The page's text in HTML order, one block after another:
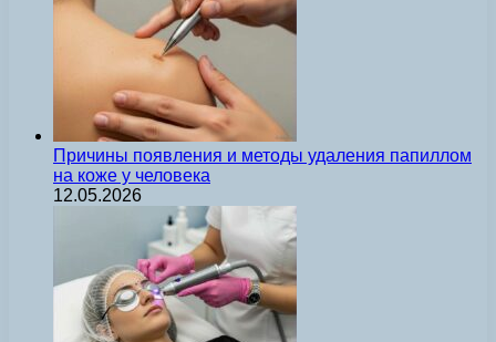
Причины появления и методы удаления папиллом
на коже у человека
12.05.2026